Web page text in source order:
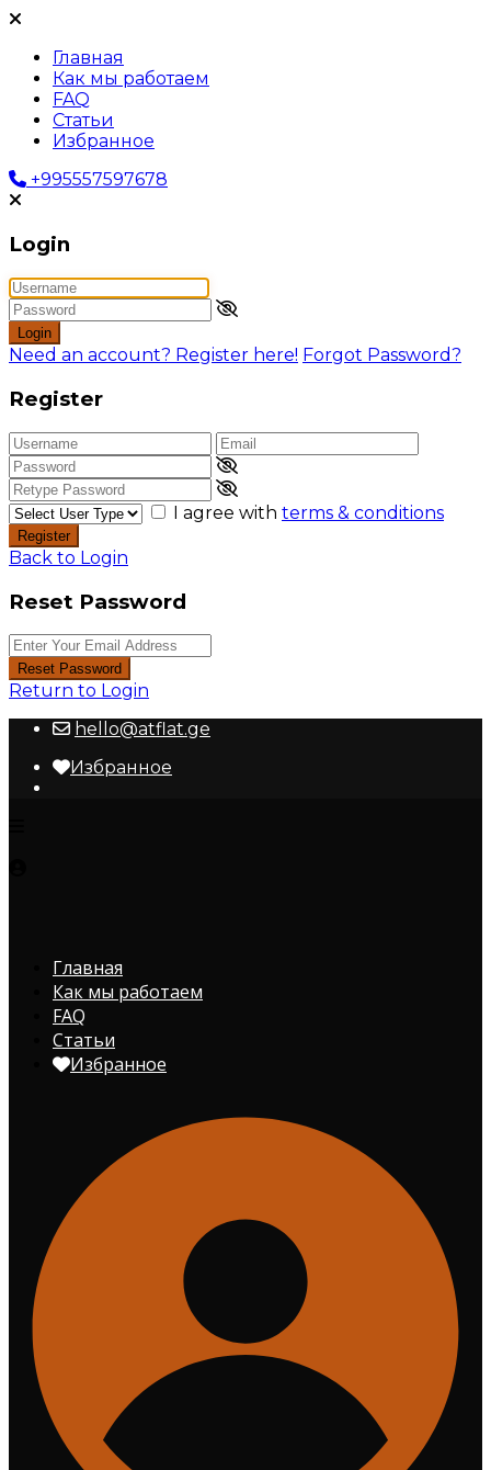
Главная
Как мы работаем
FAQ
Статьи
Избранное
+995557597678
Login
Login
Need an account? Register here! Forgot Password?
Register
I agree with terms & conditions
Register
Back to Login
Reset Password
Reset Password
Return to Login
hello@atflat.ge
Избранное
Главная
Как мы работаем
FAQ
Статьи
Избранное